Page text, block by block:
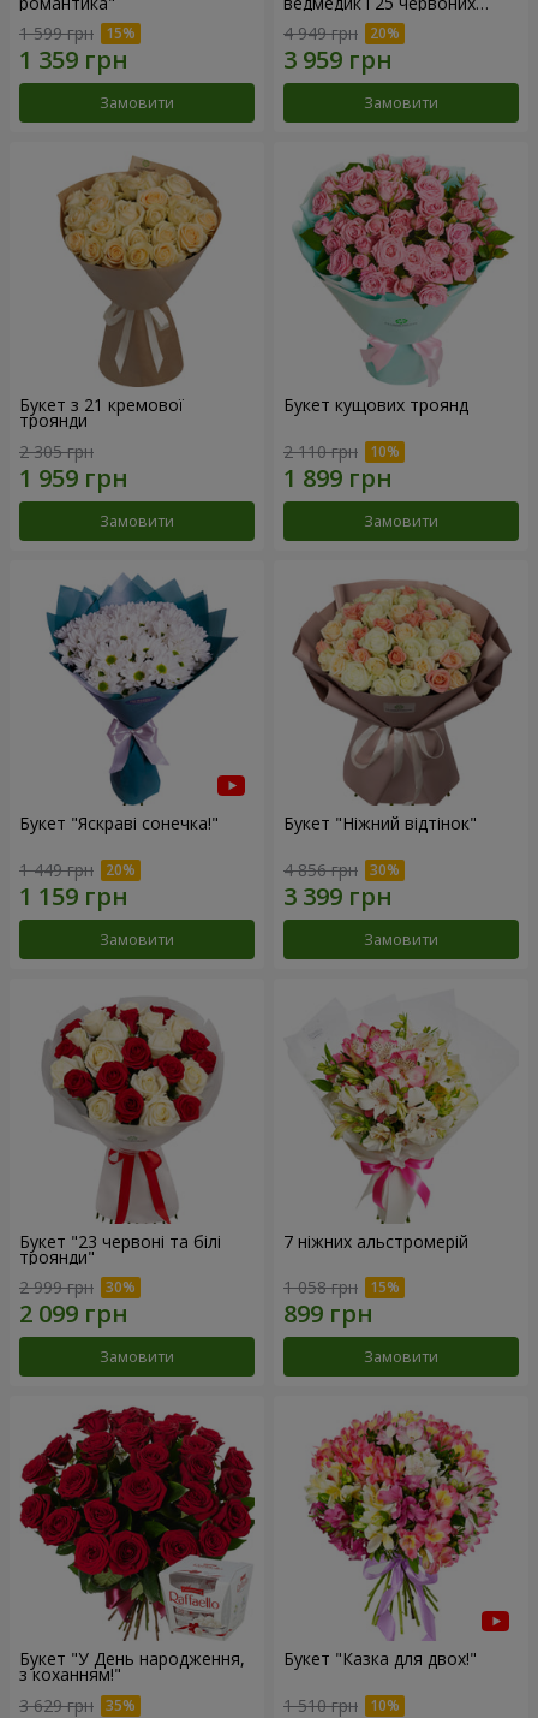
1 599 грн
Замовити
троянд
4 949 грн
Замовити
Букет з 21 кремової
троянди
2 305 грн
Замовити
Букет кущових троянд
2 110 грн
Замовити
Букет "Яскраві сонечка!"
1 449 грн
Замовити
Букет "Ніжний відтінок"
4 856 грн
Замовити
Букет "23 червоні та білі
троянди"
2 999 грн
Замовити
7 ніжних альстромерій
1 058 грн
Замовити
Букет "У День народження,
з коханням!"
3 629 грн
Букет "Казка для двох!"
1 510 грн